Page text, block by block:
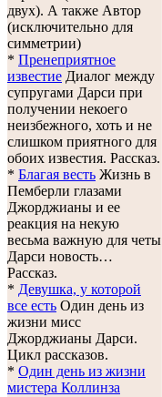
двух). А также Автор
(исключительно для
симметрии)
* Пренеприятное
известие Диалог между
супругами Дарси при
получении некоего
неизбежного, хоть и не
слишком приятного для
обоих известия. Рассказ.
* Благая весть Жизнь в
Пемберли глазами
Джорджианы и ее
реакция на некую
весьма важную для четы
Дарси новость…
Рассказ.
* Девушка, у которой
все есть Один день из
жизни мисс
Джорджианы Дарси.
Цикл рассказов.
* Один день из жизни
мистера Коллинза